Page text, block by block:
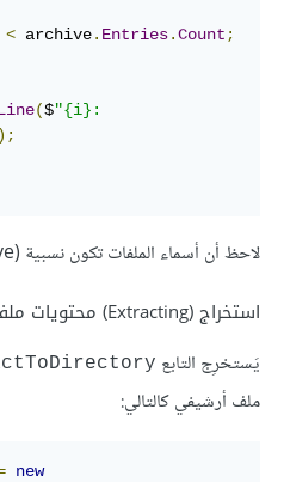
< archive. Entries.Count ;
($"{i}:
);
لاحظ أن أسماء الملفات تكون نسبية (relative) وفقًا للملف الأرشيفي.
استخراج (Extracting) محتويات ملف بامتداد Zip
يَستخرِج التابع
ملف أرشيفي كالتالي:
new